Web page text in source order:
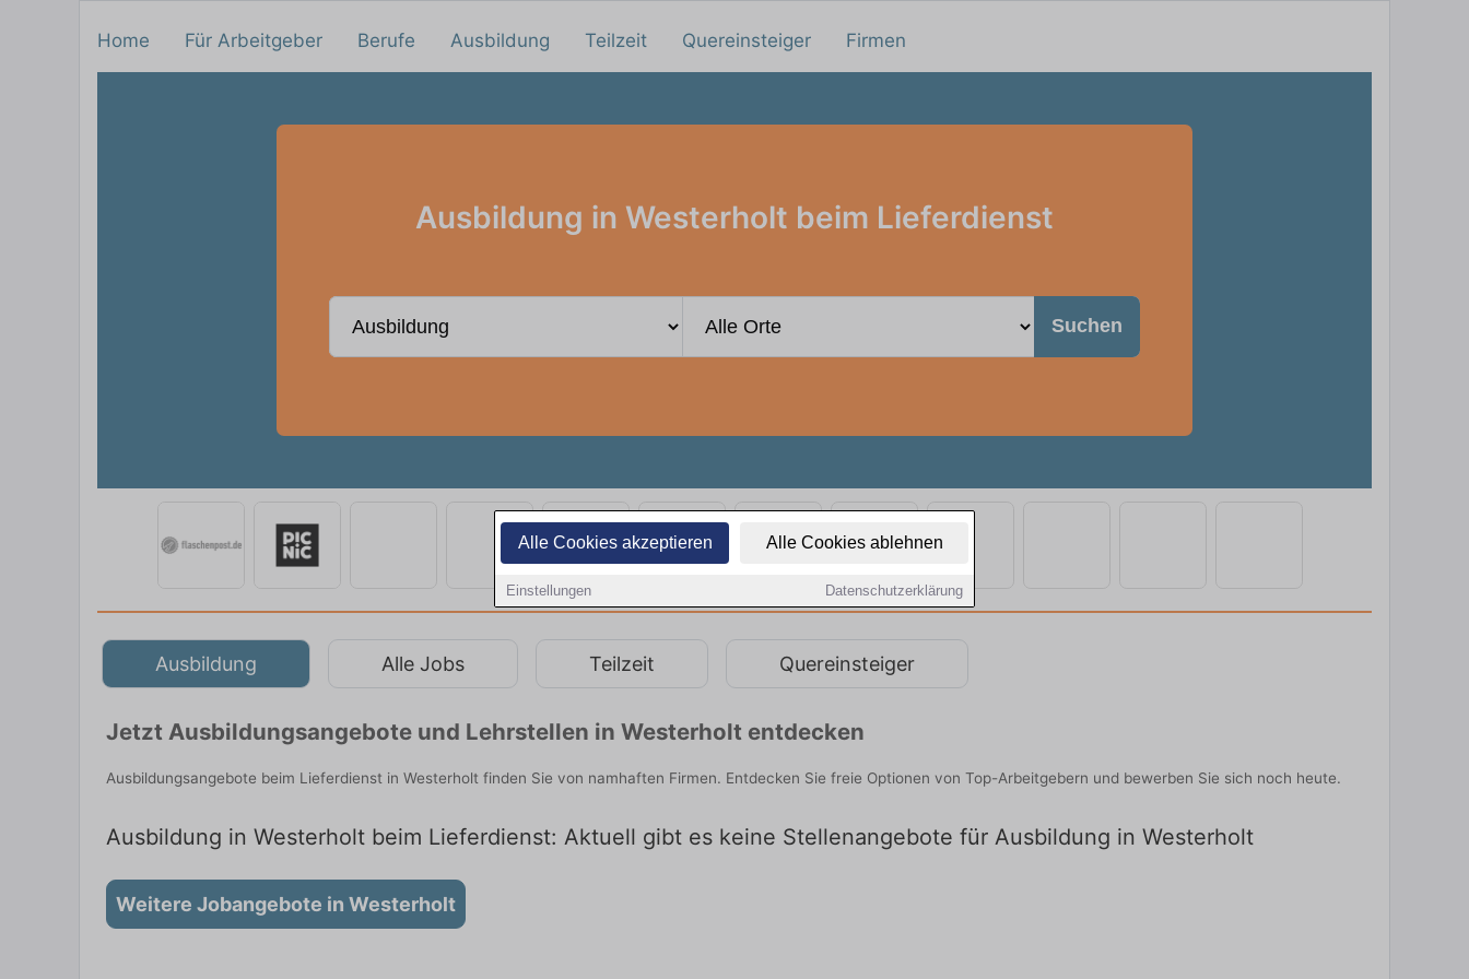
Alle Cookies akzeptieren Alle Cookies ablehnen
Einstellungen Datenschutzerklärung
Home Für Arbeitgeber Berufe Ausbildung Teilzeit Quereinsteiger Firmen
Ausbildung in Westerholt beim Lieferdienst
Suchen
Ausbildung Alle Jobs Teilzeit Quereinsteiger
Jetzt Ausbildungsangebote und Lehrstellen in Westerholt entdecken
Ausbildungsangebote beim Lieferdienst in Westerholt finden Sie von namhaften Firmen. Entdecken Sie freie Optionen von Top-Arbeitgebern und bewerben Sie sich noch heute.
Ausbildung in Westerholt beim Lieferdienst: Aktuell gibt es keine Stellenangebote für Ausbildung in Westerholt
Weitere Jobangebote in Westerholt